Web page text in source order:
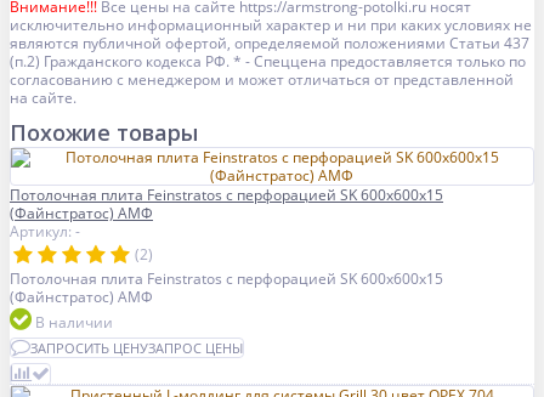
Внимание!!! Все цены на сайте https://armstrong-potolki.ru носят
исключительно информационный характер и ни при каких условиях не
являются публичной офертой, определяемой положениями Статьи 437
(п.2) Гражданского кодекса РФ. * - Спеццена предоставляется только по
согласованию с менеджером и может отличаться от представленной
на сайте.
Похожие товары
Потолочная плита Feinstratos с перфорацией SK 600x600x15
(Файнстратос) АМФ
Артикул: -
(2)
Потолочная плита Feinstratos с перфорацией SK 600x600x15
(Файнстратос) АМФ
В наличии
ЗАПРОСИТЬ ЦЕНУЗАПРОС ЦЕНЫ